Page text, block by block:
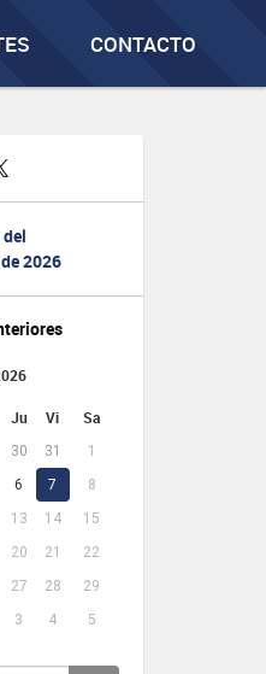
CONTACTO
2026
Ju Vi Sa
30 31
1
6 7
8
13 14
15
20 21
22
27 28
29
3 4 5